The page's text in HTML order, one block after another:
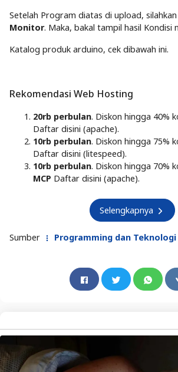
Setelah Program diatas di upload,
Monitor. Maka, bakal tampil hasil Kondisi
Katalog produk arduino, cek dibawah ini.
Rekomendasi Web Hosting
20rb perbulan. Diskon hingga 40%
Daftar disini (apache).
10rb perbulan. Diskon hingga 75%
Daftar disini (litespeed).
10rb perbulan. Diskon hingga 70%
MCP Daftar disini (apache).
Selengkapnya
Sumber Programming dan Teknologi